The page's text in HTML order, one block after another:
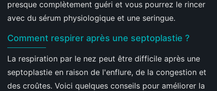
presque complètement guéri et vous pourrez le rincer
avec du sérum physiologique et une seringue.
Comment respirer après une septoplastie ?
La respiration par le nez peut être difficile après une
septoplastie en raison de l'enflure, de la congestion et
des croûtes. Voici quelques conseils pour améliorer la